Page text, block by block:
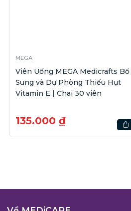
MEGA
Viên Uống MEGA Medicrafts Bổ
Sung và Dự Phòng Thiếu Hụt
Vitamin E | Chai 30 viên
135.000 ₫